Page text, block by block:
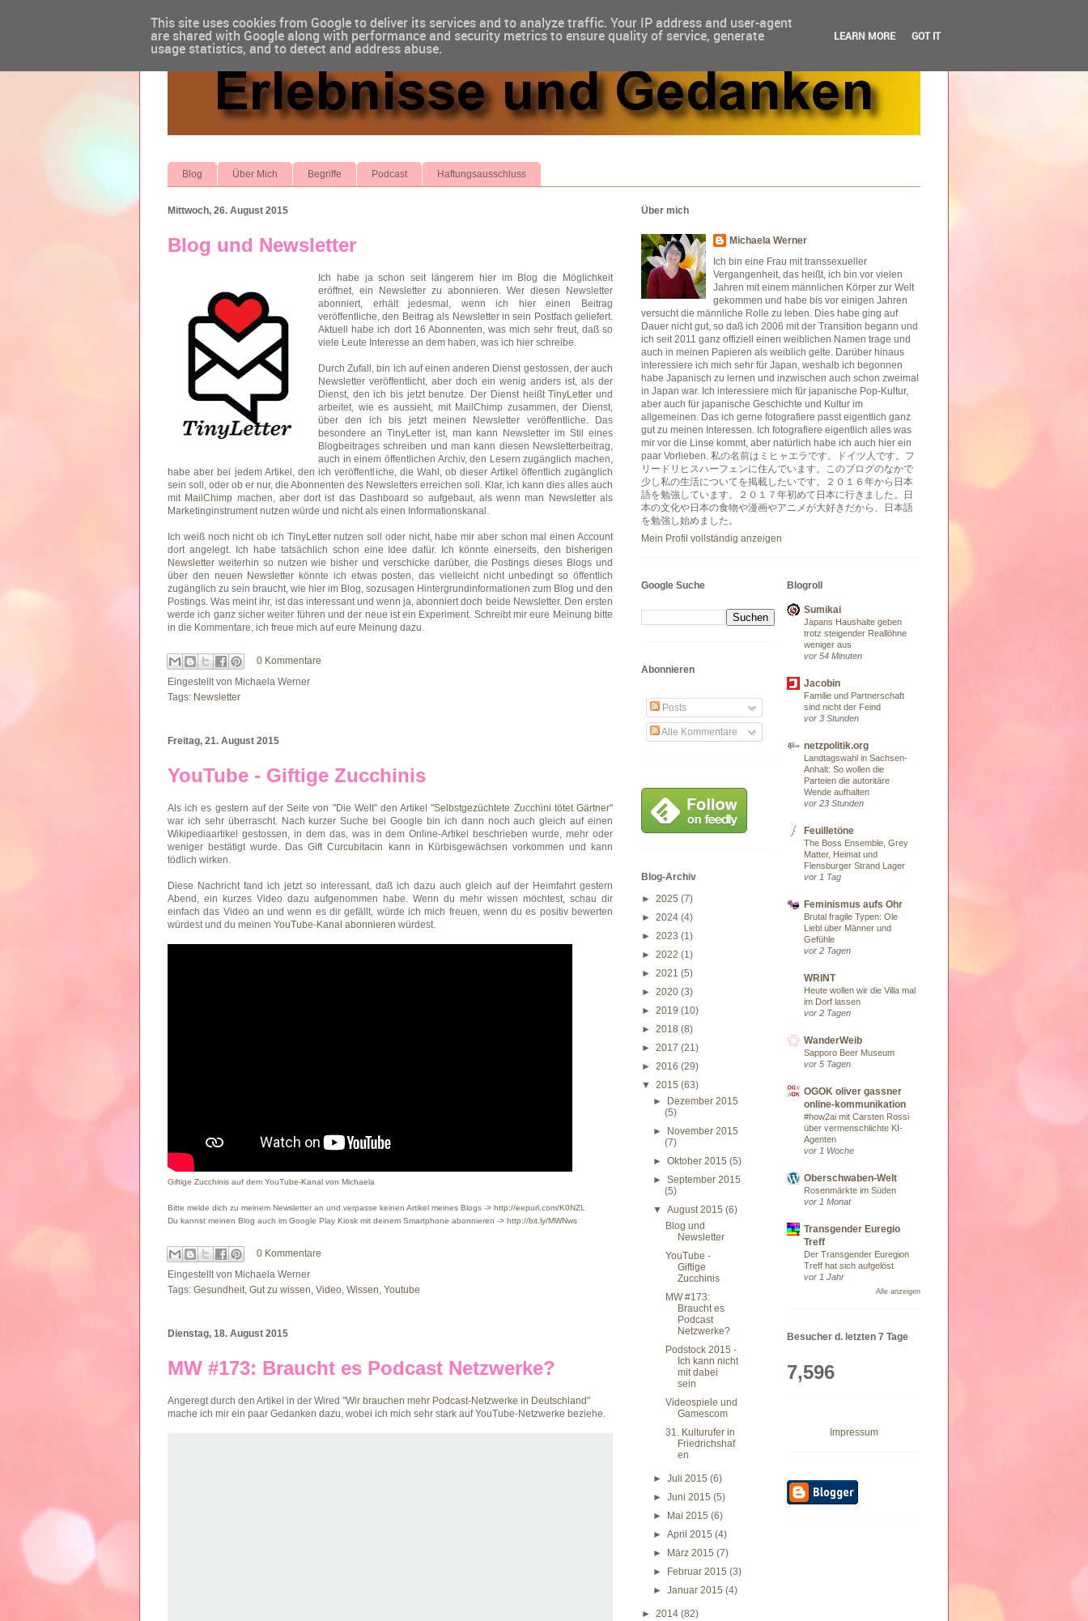
Blog Über Mich Begriffe Podcast Haftungsausschluss
Mittwoch, 26. August 2015
Blog und Newsletter
Ich habe ja schon seit längerem hier im Blog die Möglichkeit
eröffnet, ein Newsletter zu abonnieren. Wer diesen Newsletter
abonniert, erhält jedesmal, wenn ich hier einen Beitrag
veröffentliche, den Beitrag als Newsletter in sein Postfach geliefert.
Aktuell habe ich dort 16 Abonnenten, was mich sehr freut, daß so
viele Leute Interesse an dem haben, was ich hier schreibe.
Durch Zufall, bin ich auf einen anderen Dienst gestossen, der auch
Newsletter veröffentlicht, aber doch ein wenig anders ist, als der
Dienst, den ich bis jetzt benutze. Der Dienst heißtTinyLetter und
arbeitet, wie es aussieht, mit MailChimp zusammen, der Dienst,
über den ich bis jetzt meinen Newsletter veröffentliche. Das
besondere an TinyLetter ist, man kann Newsletter im Stil eines
Blogbeitrages schreiben und man kann diesen Newsletterbeitrag,
auch in einem öffentlichen Archiv, den Lesern zugänglich machen,
habe aber bei jedem Artikel, den ich veröffentliche, die Wahl, ob dieser Artikel öffentlich zugänglich
sein soll, oder ob er nur, die Abonnenten des Newsletters erreichen soll. Klar, ich kann dies alles auch
mit MailChimp machen, aber dort ist das Dashboard so aufgebaut, als wenn man Newsletter als
Marketinginstrument nutzen würde und nicht als einen Informationskanal.
Ich weiß noch nicht ob ich TinyLetter nutzen soll oder nicht, habe mir aber schon mal einen Account
dort angelegt. Ich habe tatsächlich schon eine Idee dafür. Ich könnte einerseits, den bisherigen
Newsletter weiterhin so nutzen wie bisher und verschicke darüber, die Postings dieses Blogs und
über den neuen Newsletter könnte ich etwas posten, das vielleicht nicht unbedingt so öffentlich
zugänglich zu sein braucht, wie hier im Blog, sozusagen Hintergrundinformationen zum Blog und den
Postings. Was meint ihr, ist das interessant und wenn ja, abonniert doch beide Newsletter. Den ersten
werde ich ganz sicher weiter führen und der neue ist ein Experiment. Schreibt mir eure Meinung bitte
in die Kommentare, ich freue mich auf eure Meinung dazu.
0 Kommentare
Eingestellt von Michaela Werner
Tags: Newsletter
Freitag, 21. August 2015
YouTube - Giftige Zucchinis
Als ich es gestern auf der Seite von "Die Welt" den Artikel "Selbstgezüchtete Zucchini tötet Gärtner"
war ich sehr überrascht. Nach kurzer Suche bei Google bin ich dann noch auch gleich auf einen
Wikipediaartikel gestossen, in dem das, was in dem Online-Artikel beschrieben wurde, mehr oder
weniger bestätigt wurde. Das GiftCurcubitacin
kann in Kürbisgewächsen vorkommen und kann
tödlich wirken.
Diese Nachricht fand ich jetzt so interessant, daß ich dazu auch gleich auf der Heimfahrt gestern
Abend, ein kurzes Video dazu aufgenommen habe. Wenn du mehr wissen möchtest, schau dir
einfach das Video an und wenn es dir gefällt, würde ich mich freuen, wenn du es positiv bewerten
würdest und du meinen YouTube-Kanal abonnieren würdest.
Giftige Zucchinis auf dem YouTube-Kanal von Michaela
Bitte melde dich zu meinem Newsletter an und verpasse keinen Artikel meines Blogs -> http://eepurl.com/K0NZL
Du kannst meinen Blog auch im Google Play Kiosk mit deinem Smartphone abonnieren -> http://bit.ly/MWNws
0 Kommentare
Eingestellt von Michaela Werner
Tags: Gesundheit, Gut zu wissen, Video, Wissen, Youtube
Dienstag, 18. August 2015
MW #173: Braucht es Podcast Netzwerke?
Angeregt durch den Artikel in der Wired "Wir brauchen mehr Podcast-Netzwerke in Deutschland"
mache ich mir ein paar Gedanken dazu, wobei ich mich sehr stark auf YouTube-Netzwerke beziehe.
Über mich
Michaela Werner
Ich bin eine Frau mit transsexueller
Vergangenheit, das heißt, ich bin vor vielen
Jahren mit einem männlichen Körper zur Welt
gekommen und habe bis vor einigen Jahren
versucht die männliche Rolle zu leben. Dies habe ging auf
Dauer nicht gut, so daß ich 2006 mit der Transition begann und
ich seit 2011 ganz offiziell einen weiblichen Namen trage und
auch in meinen Papieren als weiblich gelte. Darüber hinaus
interessiere ich mich sehr für Japan, weshalb ich begonnen
habe Japanisch zu lernen und inzwischen auch schon zweimal
in Japan war. Ich interessiere mich für japanische Pop-Kultur,
aber auch für japanische Geschichte und Kultur im
allgemeinen. Das ich gerne fotografiere passt eigentlich ganz
gut zu meinen Interessen. Ich fotografiere eigentlich alles was
mir vor die Linse kommt, aber natürlich habe ich auch hier ein
paar Vorlieben. 私の名前はミヒャエラです。ドイツ人です。フ
リードリヒスハーフェンに住んでいます。このブログのなかで
少し私の生活についてを掲載したいです。２０１６年から日本
語を勉強しています。２０１７年初めて日本に行きました。日
本の文化や日本の食物や漫画やアニメが大好きだから、日本語
を勉強し始めました。
Mein Profil vollständig anzeigen
Google Suche
Abonnieren
Posts
Alle Kommentare
Blog-Archiv
► 2025 (7)
► 2024 (4)
► 2023 (1)
► 2022 (1)
► 2021 (5)
► 2020 (3)
► 2019 (10)
► 2018 (8)
► 2017 (21)
► 2016 (29)
▼ 2015 (63)
►
Dezember 2015
(5)
►
November 2015
(7)
►Oktober 2015(5)
►September 2015
(5)
▼August 2015(6)
Blog und
Newsletter
YouTube -
Giftige
Zucchinis
MW #173:
Braucht es
Podcast
Netzwerke?
Podstock 2015 -
Ich kann nicht
mit dabei
sein
Videospiele und
Gamescom
31. Kulturufer in
Friedrichshaf
en
►Juli 2015(6)
►Juni 2015(5)
►
Mai 2015(6)
►April 2015(4)
►
März 2015(7)
►
Februar 2015(3)
►Januar 2015(4)
► 2014 (82)
Blogroll
Sumikai
Japans Haushalte geben
trotz steigender Reallöhne
weniger aus
vor 54 Minuten
Jacobin
Familie und Partnerschaft
sind nicht der Feind
vor 3 Stunden
netzpolitik.org
Landtagswahl in Sachsen-
Anhalt: So wollen die
Parteien die autoritäre
Wende aufhalten
vor 23 Stunden
Feuilletöne
The Boss Ensemble, Grey
Matter, Heimat und
Flensburger Strand Lager
vor 1 Tag
Feminismus aufs Ohr
Brutal fragile Typen: Ole
Liebl über Männer und
Gefühle
vor 2 Tagen
WRINT
Heute wollen wir die Villa mal
im Dorf lassen
vor 2 Tagen
WanderWeib
Sapporo Beer Museum
vor 5 Tagen
OGOK oliver gassner
online-kommunikation
#how2ai mit Carsten Rossi
über vermenschlichte KI-
Agenten
vor 1 Woche
Oberschwaben-Welt
Rosenmärkte im Süden
vor 1 Monat
Transgender Euregio
Treff
Der Transgender Euregion
Treff hat sich aufgelöst
vor 1 Jahr
Alle anzeigen
Besucher d. letzten 7 Tage
7,596
Impressum
This site uses cookies from Google to deliver its services and to analyze traffic. Your IP address and user-agent
are shared with Google along with performance and security metrics to ensure quality of service, generate
usage statistics, and to detect and address abuse.
LEARN MORE GOT IT